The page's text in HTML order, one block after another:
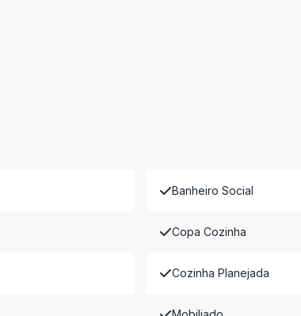
Banheiro Social
Copa Cozinha
Cozinha Planejada